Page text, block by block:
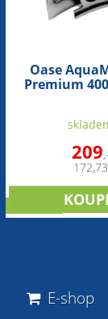
Oase
Premium
209,-
172,73
E-shop